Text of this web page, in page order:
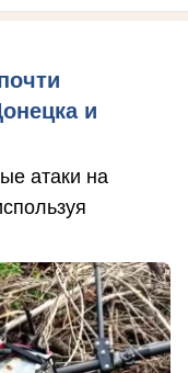
и
атаки на